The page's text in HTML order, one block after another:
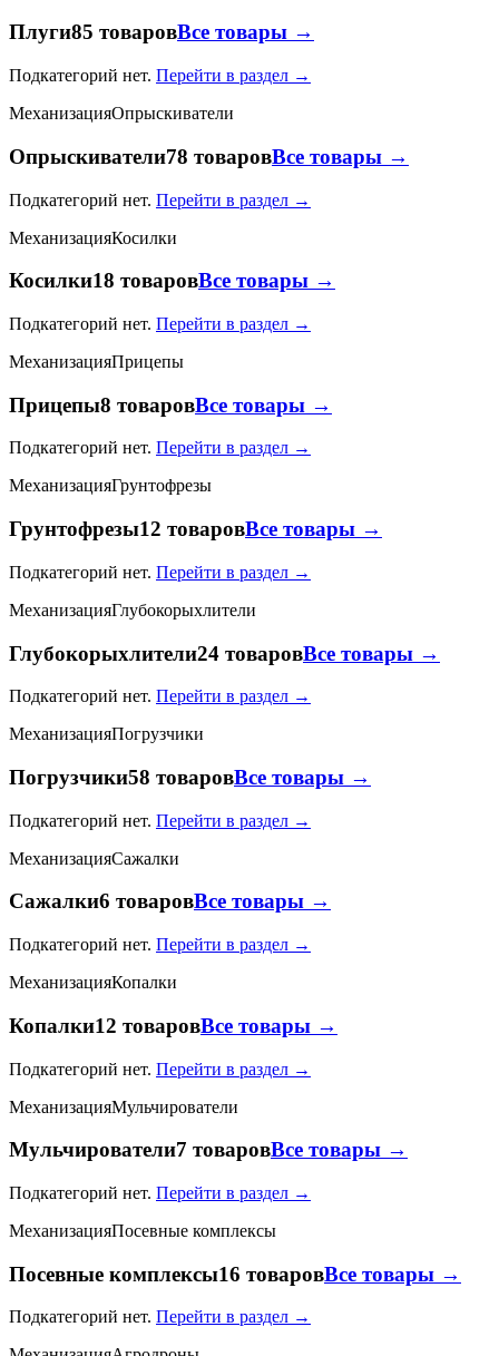
Плуги85 товаровВсе товары →
Подкатегорий нет. Перейти в раздел →
МеханизацияОпрыскиватели
Опрыскиватели78 товаровВсе товары →
Подкатегорий нет. Перейти в раздел →
МеханизацияКосилки
Косилки18 товаровВсе товары →
Подкатегорий нет. Перейти в раздел →
МеханизацияПрицепы
Прицепы8 товаровВсе товары →
Подкатегорий нет. Перейти в раздел →
МеханизацияГрунтофрезы
Грунтофрезы12 товаровВсе товары →
Подкатегорий нет. Перейти в раздел →
МеханизацияГлубокорыхлители
Глубокорыхлители24 товаровВсе товары →
Подкатегорий нет. Перейти в раздел →
МеханизацияПогрузчики
Погрузчики58 товаровВсе товары →
Подкатегорий нет. Перейти в раздел →
МеханизацияСажалки
Сажалки6 товаровВсе товары →
Подкатегорий нет. Перейти в раздел →
МеханизацияКопалки
Копалки12 товаровВсе товары →
Подкатегорий нет. Перейти в раздел →
МеханизацияМульчирователи
Мульчирователи7 товаровВсе товары →
Подкатегорий нет. Перейти в раздел →
МеханизацияПосевные комплексы
Посевные комплексы16 товаровВсе товары →
Подкатегорий нет. Перейти в раздел →